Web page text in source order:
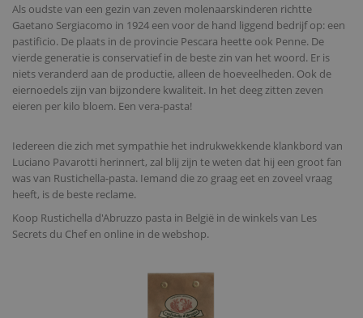
Als oudste van een gezin van zeven molenaarskinderen richtte
Gaetano Sergiacomo in 1924 een voor de hand liggend bedrijf op: een
pastificio. De plaats in de provincie Pescara heette ook Penne. De
vierde generatie is conservatief in de beste zin van het woord. Er is
niets veranderd aan de productie, alleen de hoeveelheden. Ook de
eiernoedels zijn van bijzondere kwaliteit. In het deeg zitten zeven
eieren per kilo bloem. Een vera-pasta!
Iedereen die zich met sympathie het indrukwekkende klankbord van
Luciano Pavarotti herinnert, zal blij zijn te weten dat hij een groot fan
was van Rustichella-pasta. Iemand die zo graag eet en zoveel vraag
heeft, is de beste reclame.
Koop Rustichella d'Abruzzo pasta in België in de winkels van Les
Secrets du Chef en online in de webshop.